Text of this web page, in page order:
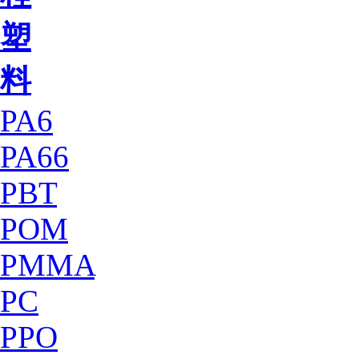
塑
料
PA6
PA66
PBT
POM
PMMA
PC
PPO